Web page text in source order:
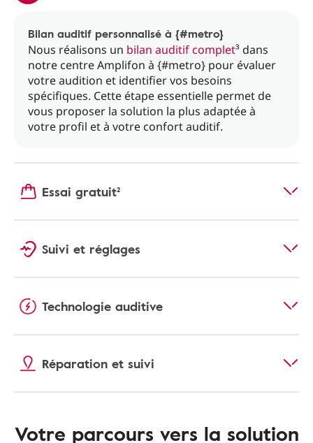
Bilan auditif personnalisé à {#metro}
Nous réalisons un bilan auditif complet³ dans
notre centre Amplifon à {#metro} pour évaluer
votre audition et identifier vos besoins
spécifiques. Cette étape essentielle permet de
vous proposer la solution la plus adaptée à
votre profil et à votre confort auditif.
Essai gratuit²
Suivi et réglages
Technologie auditive
Réparation et suivi
Votre parcours vers la solution